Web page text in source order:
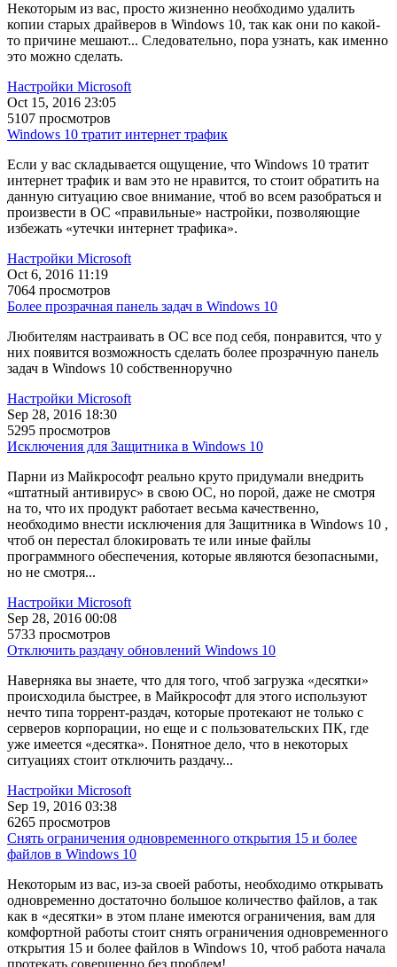
Некоторым из вас, просто жизненно необходимо удалить
копии старых драйверов в Windows 10, так как они по какой-
то причине мешают... Следовательно, пора узнать, как именно
это можно сделать.
Настройки Microsoft
Oct 15, 2016 23:05
5107 просмотров
Windows 10 тратит интернет трафик
Если у вас складывается ощущение, что Windows 10 тратит
интернет трафик и вам это не нравится, то стоит обратить на
данную ситуацию свое внимание, чтоб во всем разобраться и
произвести в ОС «правильные» настройки, позволяющие
избежать «утечки интернет трафика».
Настройки Microsoft
Oct 6, 2016 11:19
7064 просмотров
Более прозрачная панель задач в Windows 10
Любителям настраивать в ОС все под себя, понравится, что у
них появится возможность сделать более прозрачную панель
задач в Windows 10 собственноручно
Настройки Microsoft
Sep 28, 2016 18:30
5295 просмотров
Исключения для Защитника в Windows 10
Парни из Майкрософт реально круто придумали внедрить
«штатный антивирус» в свою ОС, но порой, даже не смотря
на то, что их продукт работает весьма качественно,
необходимо внести исключения для Защитника в Windows 10 ,
чтоб он перестал блокировать те или иные файлы
программного обеспечения, которые являются безопасными,
но не смотря...
Настройки Microsoft
Sep 28, 2016 00:08
5733 просмотров
Отключить раздачу обновлений Windows 10
Наверняка вы знаете, что для того, чтоб загрузка «десятки»
происходила быстрее, в Майкрософт для этого используют
нечто типа торрент-раздач, которые протекают не только с
серверов корпорации, но еще и с пользовательских ПК, где
уже имеется «десятка». Понятное дело, что в некоторых
ситуациях стоит отключить раздачу...
Настройки Microsoft
Sep 19, 2016 03:38
6265 просмотров
Снять ограничения одновременного открытия 15 и более
файлов в Windows 10
Некоторым из вас, из-за своей работы, необходимо открывать
одновременно достаточно большое количество файлов, а так
как в «десятки» в этом плане имеются ограничения, вам для
комфортной работы стоит снять ограничения одновременного
открытия 15 и более файлов в Windows 10, чтоб работа начала